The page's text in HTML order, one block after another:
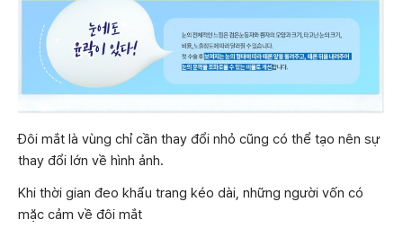
Đôi mắt là vùng chỉ cần thay đổi nhỏ cũng có thể tạo nên sự
thay đổi lớn về hình ảnh.
Khi thời gian đeo khẩu trang kéo dài, những người vốn có
mặc cảm về đôi mắt